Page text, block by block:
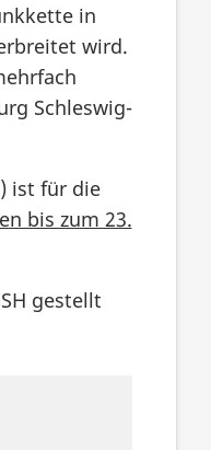
in
wird.
Schleswig-
ist für die
bis zum 23.
gestellt